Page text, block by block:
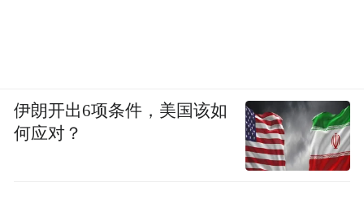
伊朗开出6项条件，美国该如
何应对？